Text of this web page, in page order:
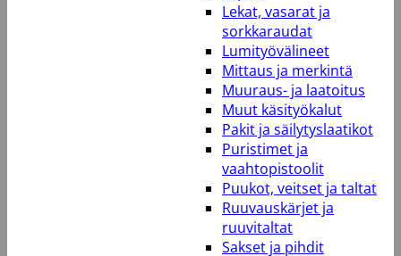
Lekat, vasarat ja
sorkkaraudat
Lumityövälineet
Mittaus ja merkintä
Muuraus- ja laatoitus
Muut käsityökalut
Pakit ja säilytyslaatikot
Puristimet ja
vaahtopistoolit
Puukot, veitset ja taltat
Ruuvauskärjet ja
ruuvitaltat
Sakset ja pihdit